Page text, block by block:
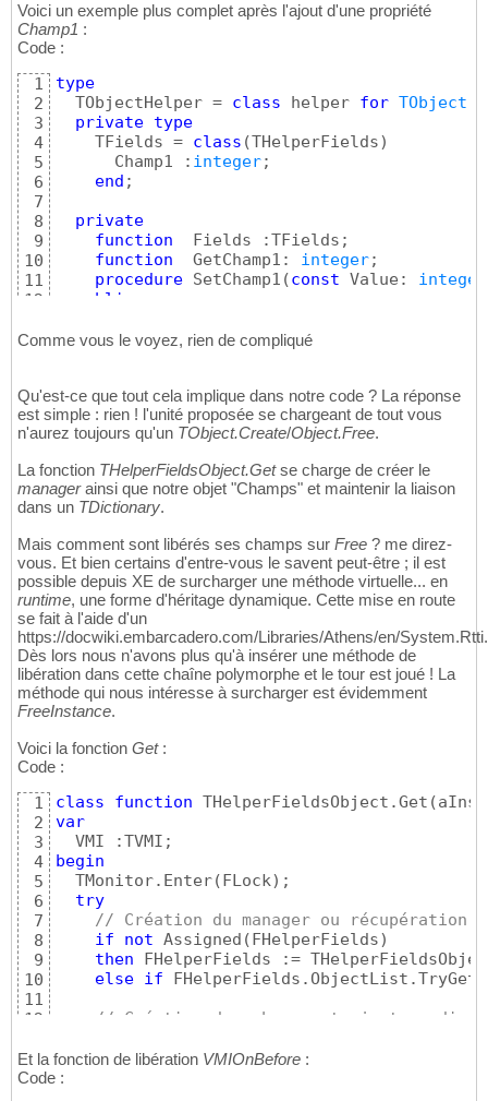
Voici un exemple plus complet après l'ajout d'une propriété
Champ1 :
Code :
1
2
3
4
5
6
7
8
9
10
11
12
14
17
18
19
21
22
23
24
25
26
27
28
29
30
31
type
  TObjectHelper =
class helper for TObject
private type
    TFields =
class (THelperFields)
      Champ1 :
integer;
end ;
private
function
  Fields :TFields;
function
  GetChamp1:
integer;
procedure SetChamp1 (const Value: integer
public
end;
function
begin
end;
function TObjectHelper.GetChamp1:
end;
procedure TObjectHelper.SetChamp1
begin
end ;
Comme vous le voyez, rien de compliqué
Qu'est-ce que tout cela implique dans notre code ? La réponse
est simple : rien ! l'unité proposée se chargeant de tout vous
n'aurez toujours qu'un TObject.Create/Object.Free.
La fonction THelperFieldsObject.Getse charge de créer le
managerainsi que notre objet "Champs" et maintenir la liaison
dans un TDictionary.
Mais comment sont libérés ses champs sur Free ? me direz-
vous. Et bien certains d'entre-vous le savent peut-être ; il est
possible depuis XE de surcharger une méthode virtuelle... en
runtime, une forme d'héritage dynamique. Cette mise en route
se fait à l'aide d'un
https://docwiki.embarcadero.com/Libraries/Athens/en/
Dès lors nous n'avons plus qu'à insérer une méthode de
libération dans cette chaîne polymorphe et le tour est joué ! La
méthode qui nous intéresse à surcharger est évidemment
FreeInstance.
Voici la fonction Get:
Code :
1
2
3
4
5
6
7
8
9
10
11
12
14
15
class function THelperFieldsObject.Get (
var
begin
  TMonitor.Enter
( FLock) ;
try
// Création du manager ou récupération
if
not Assigned ( FHelperFields)
then FHelperFields :=
else if
// Création des champs et ajout au
    FHelperFields.ObjectList.Add
Et la fonction de libération VMIOnBefore :
Code :